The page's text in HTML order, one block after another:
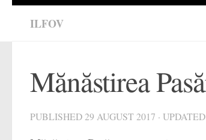
ILFOV
Mănăstirea
PUBLISHED29 AUGUST 2017 · UPDATED